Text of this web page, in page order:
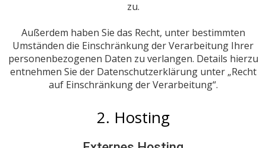
zu.
Außerdem haben Sie das Recht, unter bestimmten
Umständen die Einschränkung der Verarbeitung Ihrer
personenbezogenen Daten zu verlangen. Details hierzu
entnehmen Sie der Datenschutzerklärung unter „Recht
auf Einschränkung der Verarbeitung“.
2. Hosting